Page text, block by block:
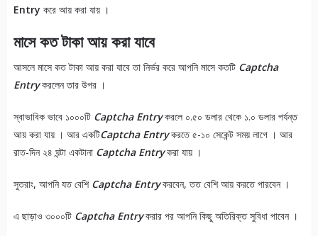
Entry করে আয় করা যায় ।
মাসে কত টাকা আয় করা যাবে
আসলে মাসে কত টাকা আয় করা যাবে তা নির্ভর করে আপনি মাসে কতটি Captcha
Entryকরলেন তার উপর ।
স্বাভাবিক ভাবে ১০০০টি Captcha Entryকরলে ০.৫০ ডলার থেকে ১.০ ডলার পর্যন্ত
আয় করা যায় । আর একটিCaptcha Entryকরতে ৫-১০ সেকেন্ট সময় লাগে । আর
রাত-দিন ২৪ ঘন্টা একটানা Captcha Entryকরা যায় ।
সুতরাং, আপনি যত বেশি Captcha Entryকরবেন, তত বেশি আয় করতে পারবেন ।
এ ছাড়াও ৩০০০টি Captcha Entryকরার পর আপনি কিছু অতিরিক্ত সুবিধা পাবেন ।